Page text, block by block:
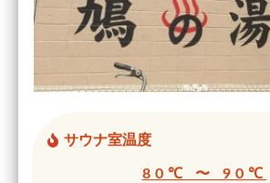
サウナ室温度
80℃ 〜 90℃